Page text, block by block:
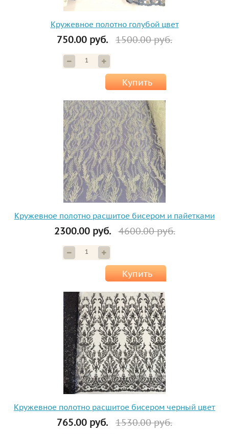
Кружевное полотно голубой цвет
750.00 руб. 1500.00 руб.
Купить
Кружевное полотно расшитое бисером и пайетками
2300.00 руб. 4600.00 руб.
Купить
Кружевное полотно расшитое бисером черный цвет
765.00 руб. 1530.00 руб.